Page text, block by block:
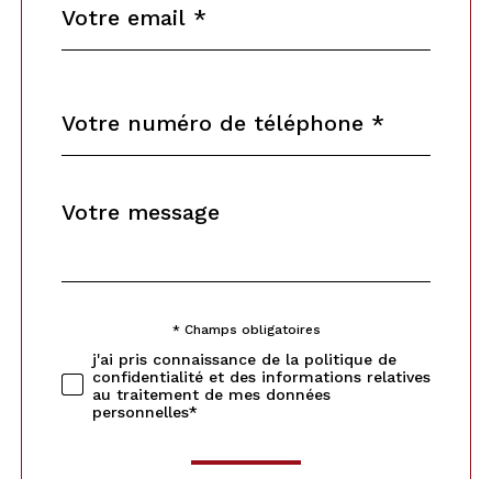
*
*
Fieldset
Message
*
Validation* Champs obligatoires
j'ai pris connaissance de la politique de
confidentialité et des informations relatives
au traitement de mes données
personnelles*